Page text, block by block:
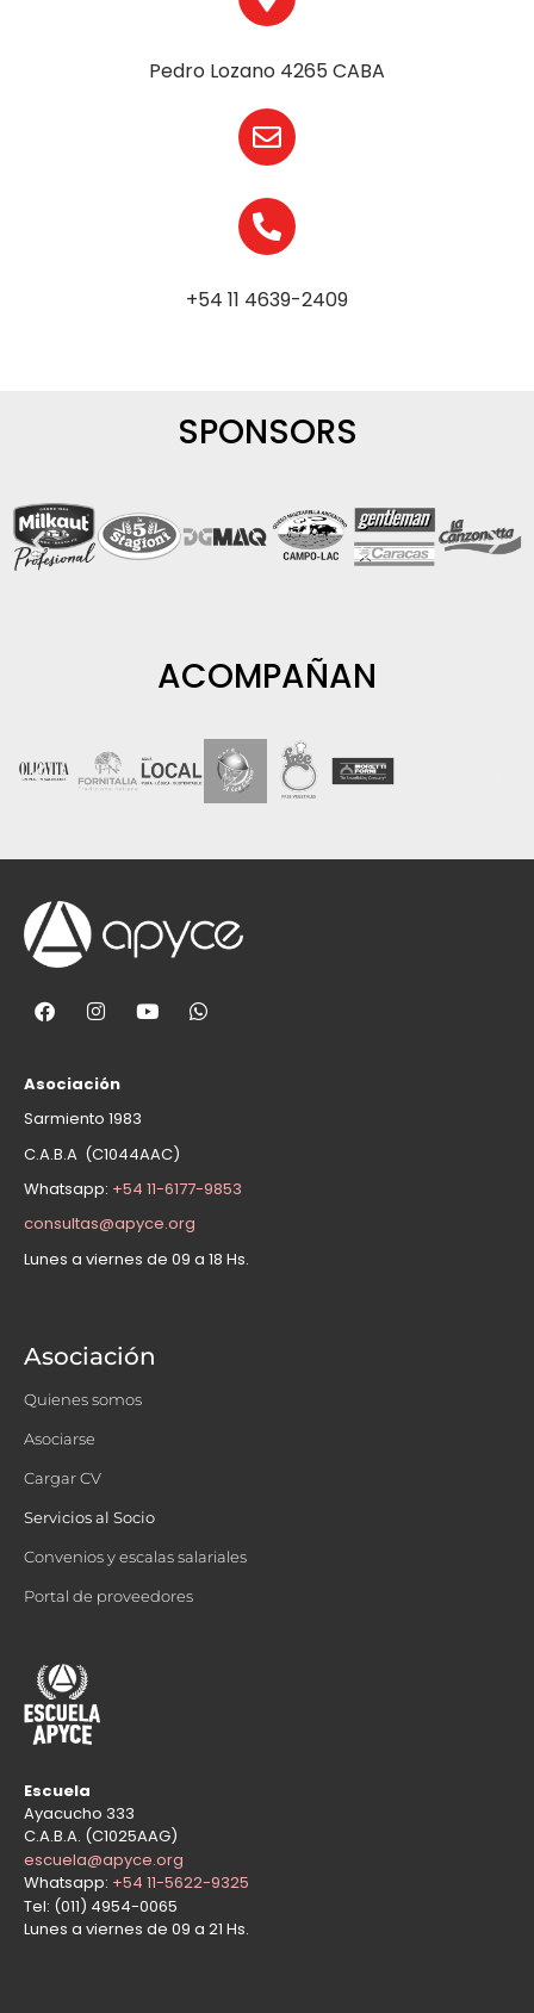
Pedro Lozano 4265 CABA
+54 11 4639-2409
SPONSORS
ACOMPAÑAN
Asociación
Sarmiento 1983
C.A.B.A (C1044AAC)
Whatsapp: +54 11-6177-9853
consultas@apyce.org
Lunes a viernes de 09 a 18 Hs.
Asociación
Quienes somos
Asociarse
Cargar CV
Servicios al Socio
Convenios y escalas salariales
Portal de proveedores
Escuela
Ayacucho 333
C.A.B.A. (C1025AAG)
escuela@apyce.org
Whatsapp: +54 11-5622-9325
Tel: (011) 4954-0065
Lunes a viernes de 09 a 21 Hs.